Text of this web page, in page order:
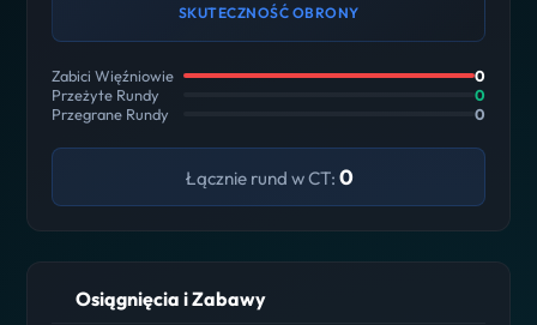
SKUTECZNOŚĆ OBRONY
Zabici Więźniowie
0
Przeżyte Rundy
0
Przegrane Rundy
0
Łącznie rund w CT: 0
Osiągnięcia i Zabawy